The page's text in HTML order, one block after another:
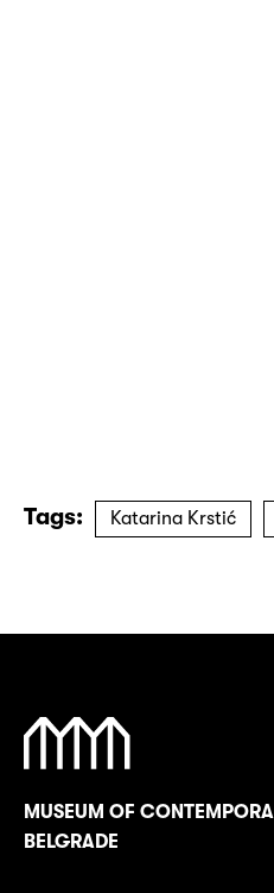
Tags: Katarina Krstić
MUSEUM OF
BELGRADE